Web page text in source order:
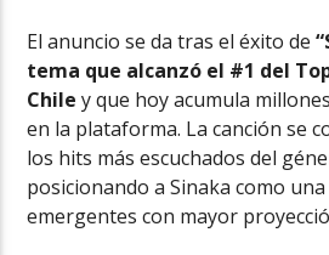
El anuncio se da tras el éxito de
tema que alcanzó el #1 del
Chile y que hoy acumula
en la plataforma. La canción se
los hits más escuchados del
posicionando a Sinaka como
emergentes con mayor